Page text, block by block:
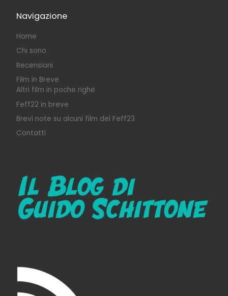
Navigazione
Home
Chi sono
Recensioni
Film in Breve
Altri film in poche righe
Feff22 in breve
Brevi note su alcuni film del Feff23
Contatti